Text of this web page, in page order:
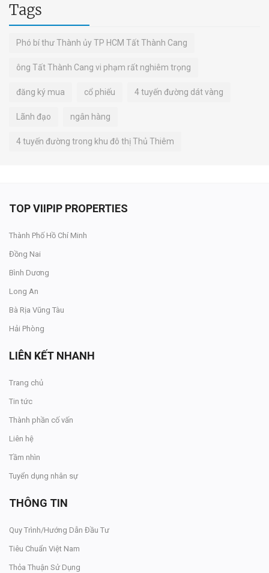
Tags
Phó bí thư Thành ủy TP HCM Tất Thành Cang
ông Tất Thành Cang vi phạm rất nghiêm trọng
đăng ký mua cổ phiếu 4 tuyến đường dát vàng
Lãnh đạo ngân hàng
4 tuyến đường trong khu đô thị Thủ Thiêm
TOP VIIPIP PROPERTIES
Thành Phố Hồ Chí Minh
Đồng Nai
Bình Dương
Long An
Bà Rịa Vũng Tàu
Hải Phòng
LIÊN KẾT NHANH
Trang chủ
Tin tức
Thành phần cố vấn
Liên hệ
Tầm nhìn
Tuyển dụng nhân sự
THÔNG TIN
Quy Trình/Hướng Dẫn Đầu Tư
Tiêu Chuẩn Việt Nam
Thỏa Thuận Sử Dụng